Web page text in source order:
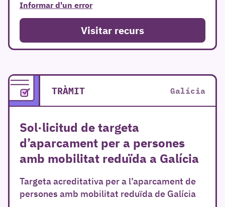
Informar d'un error
Visitar recurs
TRÀMIT Galícia
Sol·licitud de targeta
d’aparcament per a persones
amb mobilitat reduïda a Galícia
Targeta acreditativa per a l’aparcament de
persones amb mobilitat reduïda de Galícia